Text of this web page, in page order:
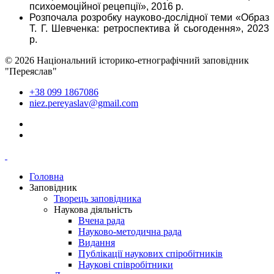
психоемоційної рецепції», 2016 р.
Розпочала розробку науково-дослідної теми «Образ
Т. Г. Шевченка: ретроспектива й сьогодення», 2023
р.
© 2026 Національний історико-етнографічний заповідник
"Переяслав"
+38 099 1867086
niez.pereyaslav@gmail.com
Головна
Заповідник
Творець заповідника
Наукова діяльність
Вчена рада
Науково-методична рада
Видання
Публікації наукових спіробітників
Наукові співробітники